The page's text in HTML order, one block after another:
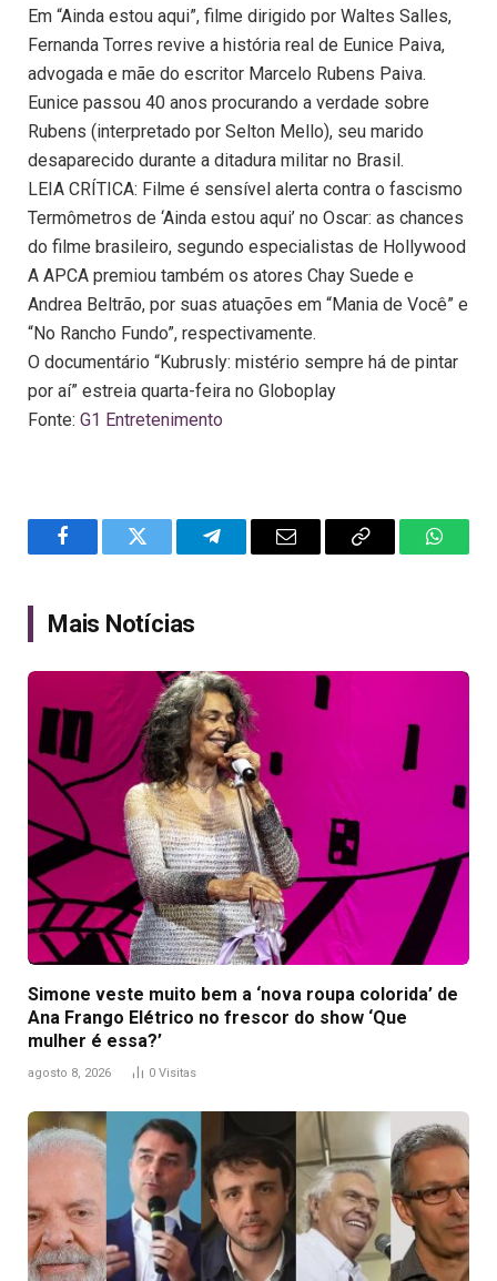
Em “Ainda estou aqui”, filme dirigido por Waltes Salles,
Fernanda Torres revive a história real de Eunice Paiva,
advogada e mãe do escritor Marcelo Rubens Paiva.
Eunice passou 40 anos procurando a verdade sobre
Rubens (interpretado por Selton Mello), seu marido
desaparecido durante a ditadura militar no Brasil.
LEIA CRÍTICA: Filme é sensível alerta contra o fascismo
Termômetros de ‘Ainda estou aqui’ no Oscar: as chances
do filme brasileiro, segundo especialistas de Hollywood
A APCA premiou também os atores Chay Suede e
Andrea Beltrão, por suas atuações em “Mania de Você” e
“No Rancho Fundo”, respectivamente.
O documentário “Kubrusly: mistério sempre há de pintar
por aí” estreia quarta-feira no Globoplay
Fonte: G1 Entretenimento
FacebookTwitter TelegramEmail
Copy
Mais Notícias
Simone veste muito bem a ‘nova roupa colorida’ de
Ana Frango Elétrico no frescor do show ‘Que
mulher é essa?’
agosto 8, 2026 0 Visitas